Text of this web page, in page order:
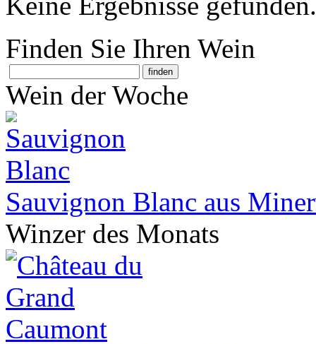
Finden Sie Ihren Wein
Wein der Woche
Sauvignon Blanc aus
Winzer des Monats